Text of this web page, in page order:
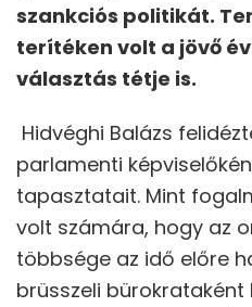
szankciós politikát.
terítéken volt a jövő
választás tétje is.
Hidvéghi Balázs
parlamenti
tapasztatait. Mint
volt számára, hogy az
többsége az idő előre
brüsszeli bürokrataként